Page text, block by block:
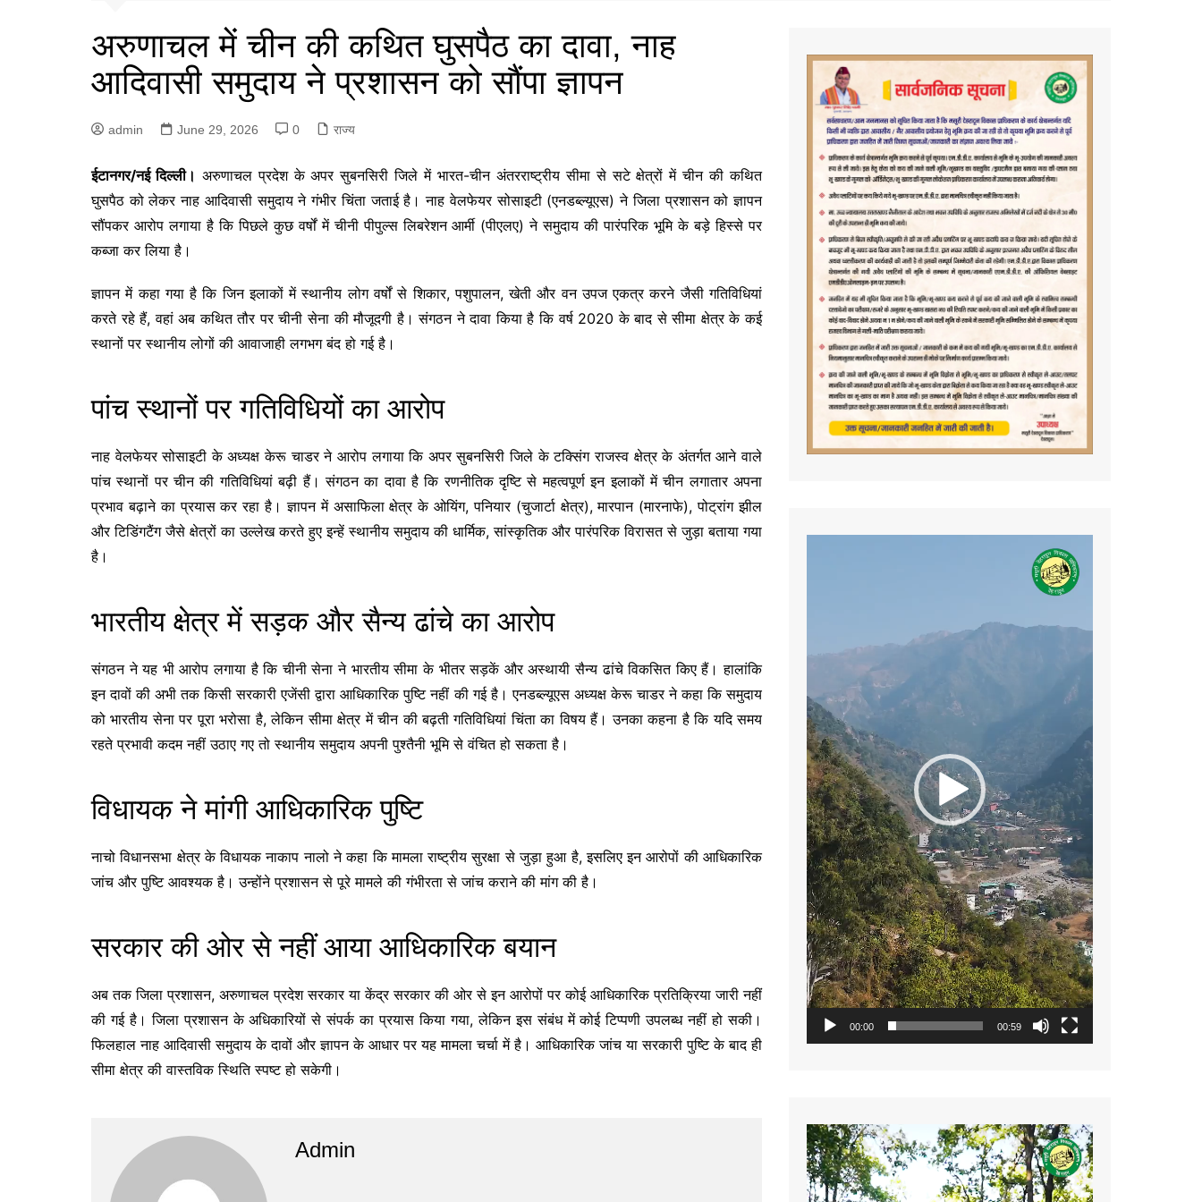
अरुणाचल में चीन की कथित घुसपैठ का दावा, नाह
आदिवासी समुदाय ने प्रशासन को सौंपा ज्ञापन
admin June 29, 2026 0 राज्य
ईटानगर/नई दिल्ली। अरुणाचल प्रदेश के अपर सुबनसिरी जिले में भारत-चीन अंतरराष्ट्रीय सीमा से सटे क्षेत्रों में चीन की कथित
घुसपैठ को लेकर नाह आदिवासी समुदाय ने गंभीर चिंता जताई है। नाह वेलफेयर सोसाइटी (एनडब्ल्यूएस) ने जिला प्रशासन को ज्ञापन
सौंपकर आरोप लगाया है कि पिछले कुछ वर्षों में चीनी पीपुल्स लिबरेशन आर्मी (पीएलए) ने समुदाय की पारंपरिक भूमि के बड़े हिस्से पर
कब्जा कर लिया है।
ज्ञापन में कहा गया है कि जिन इलाकों में स्थानीय लोग वर्षों से शिकार, पशुपालन, खेती और वन उपज एकत्र करने जैसी गतिविधियां
करते रहे हैं, वहां अब कथित तौर पर चीनी सेना की मौजूदगी है। संगठन ने दावा किया है कि वर्ष 2020 के बाद से सीमा क्षेत्र के कई
स्थानों पर स्थानीय लोगों की आवाजाही लगभग बंद हो गई है।
पांच स्थानों पर गतिविधियों का आरोप
नाह वेलफेयर सोसाइटी के अध्यक्ष केरू चाडर ने आरोप लगाया कि अपर सुबनसिरी जिले के टक्सिंग राजस्व क्षेत्र के अंतर्गत आने वाले
पांच स्थानों पर चीन की गतिविधियां बढ़ी हैं। संगठन का दावा है कि रणनीतिक दृष्टि से महत्वपूर्ण इन इलाकों में चीन लगातार अपना
प्रभाव बढ़ाने का प्रयास कर रहा है। ज्ञापन में असाफिला क्षेत्र के ओयिंग, पनियार (चुजार्टा क्षेत्र), मारपान (मारनाफे), पोट्रांग झील
और टिडिंगटैंग जैसे क्षेत्रों का उल्लेख करते हुए इन्हें स्थानीय समुदाय की धार्मिक, सांस्कृतिक और पारंपरिक विरासत से जुड़ा बताया गया
है।
भारतीय क्षेत्र में सड़क और सैन्य ढांचे का आरोप
संगठन ने यह भी आरोप लगाया है कि चीनी सेना ने भारतीय सीमा के भीतर सड़कें और अस्थायी सैन्य ढांचे विकसित किए हैं। हालांकि
इन दावों की अभी तक किसी सरकारी एजेंसी द्वारा आधिकारिक पुष्टि नहीं की गई है। एनडब्ल्यूएस अध्यक्ष केरू चाडर ने कहा कि समुदाय
को भारतीय सेना पर पूरा भरोसा है, लेकिन सीमा क्षेत्र में चीन की बढ़ती गतिविधियां चिंता का विषय हैं। उनका कहना है कि यदि समय
रहते प्रभावी कदम नहीं उठाए गए तो स्थानीय समुदाय अपनी पुश्तैनी भूमि से वंचित हो सकता है।
विधायक ने मांगी आधिकारिक पुष्टि
नाचो विधानसभा क्षेत्र के विधायक नाकाप नालो ने कहा कि मामला राष्ट्रीय सुरक्षा से जुड़ा हुआ है, इसलिए इन आरोपों की आधिकारिक
जांच और पुष्टि आवश्यक है। उन्होंने प्रशासन से पूरे मामले की गंभीरता से जांच कराने की मांग की है।
सरकार की ओर से नहीं आया आधिकारिक बयान
अब तक जिला प्रशासन, अरुणाचल प्रदेश सरकार या केंद्र सरकार की ओर से इन आरोपों पर कोई आधिकारिक प्रतिक्रिया जारी नहीं
की गई है। जिला प्रशासन के अधिकारियों से संपर्क का प्रयास किया गया, लेकिन इस संबंध में कोई टिप्पणी उपलब्ध नहीं हो सकी।
फिलहाल नाह आदिवासी समुदाय के दावों और ज्ञापन के आधार पर यह मामला चर्चा में है। आधिकारिक जांच या सरकारी पुष्टि के बाद ही
सीमा क्षेत्र की वास्तविक स्थिति स्पष्ट हो सकेगी।
Admin
00:00 00:59
Video
Player